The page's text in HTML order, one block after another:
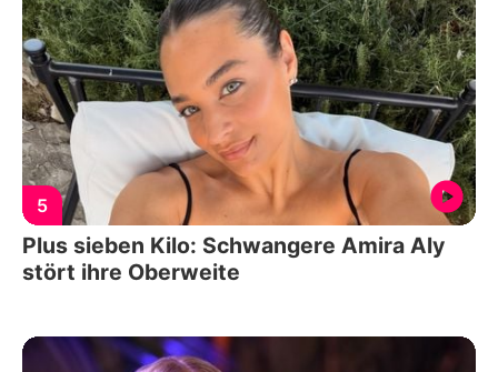
5
Plus sieben Kilo: Schwangere Amira Aly
stört ihre Oberweite